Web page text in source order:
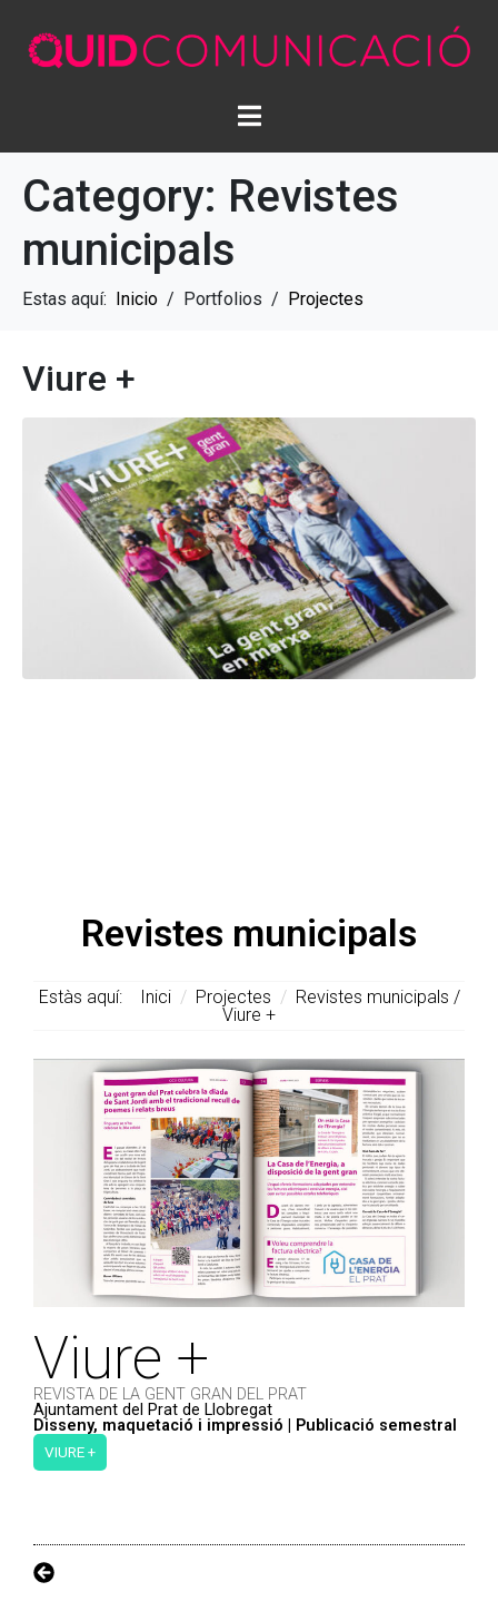
Category: Revistes
municipals
Estas aquí: Inicio / Portfolios / Projectes
Viure +
Revistes municipals
Estàs aquí: Inici / Projectes /Revistes municipals /
Viure +
Viure +
REVISTA DE LA GENT GRAN DEL PRAT
Ajuntament del Prat de Llobregat
Disseny, maquetació i impressió | Publicació semestral
VIURE +